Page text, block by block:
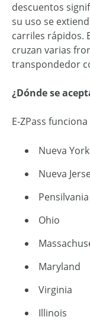
descuentos
su uso se
carriles rápidos.
cruzan varias
transpondedor
¿Dónde se
E-ZPass funciona
Nueva York
Nueva
Pensilvania
Ohio
Maryland
Virginia
Illinois